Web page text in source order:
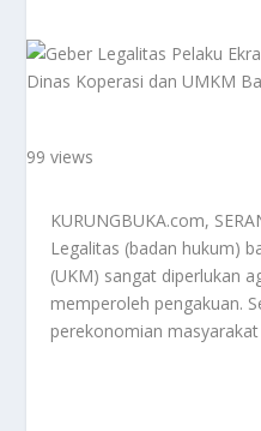
99 views
KURUNGBUKA.com,
Legalitas (badan hukum)
(UKM) sangat diperlukan
memperoleh pengakuan.
perekonomian masyarakat